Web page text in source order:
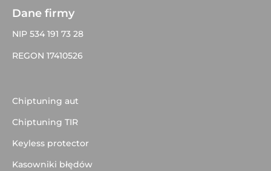
Dane firmy
NIP 534 191 73 28
REGON 17410526
Chiptuning aut
Chiptuning TIR
Keyless protector
Kasowniki błędów